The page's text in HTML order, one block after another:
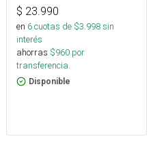
$ 23.990
en 6cuotas de $3.998sin
interés
ahorras $960 por
transferencia.
Disponible